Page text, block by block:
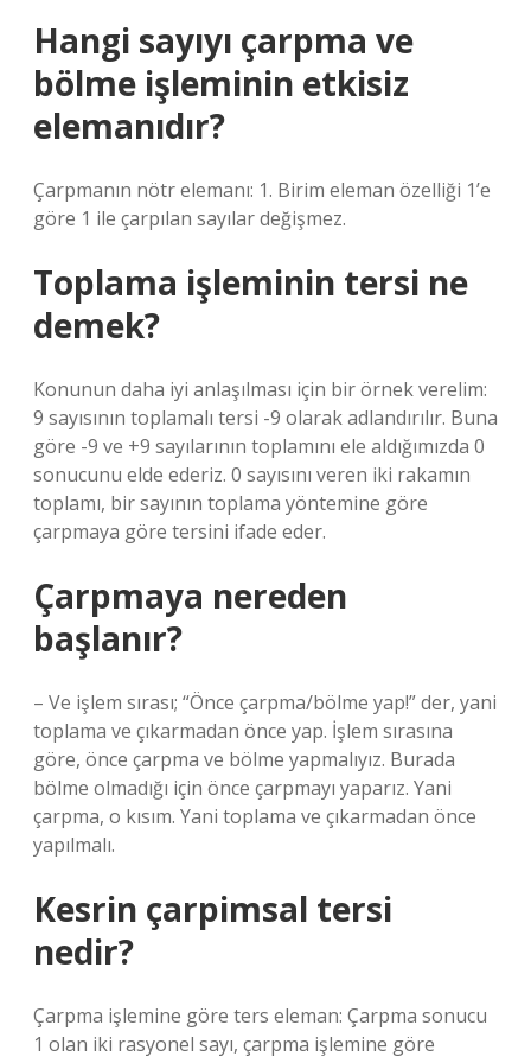
Hangi sayıyı çarpma ve
bölme işleminin etkisiz
elemanıdır?
Çarpmanın nötr elemanı: 1. Birim eleman özelliği 1’e
göre 1 ile çarpılan sayılar değişmez.
Toplama işleminin tersi ne
demek?
Konunun daha iyi anlaşılması için bir örnek verelim:
9 sayısının toplamalı tersi -9 olarak adlandırılır. Buna
göre -9 ve +9 sayılarının toplamını ele aldığımızda 0
sonucunu elde ederiz. 0 sayısını veren iki rakamın
toplamı, bir sayının toplama yöntemine göre
çarpmaya göre tersini ifade eder.
Çarpmaya nereden
başlanır?
– Ve işlem sırası; “Önce çarpma/bölme yap!” der, yani
toplama ve çıkarmadan önce yap. İşlem sırasına
göre, önce çarpma ve bölme yapmalıyız. Burada
bölme olmadığı için önce çarpmayı yaparız. Yani
çarpma, o kısım. Yani toplama ve çıkarmadan önce
yapılmalı.
Kesrin çarpimsal tersi
nedir?
Çarpma işlemine göre ters eleman: Çarpma sonucu
1 olan iki rasyonel sayı, çarpma işlemine göre